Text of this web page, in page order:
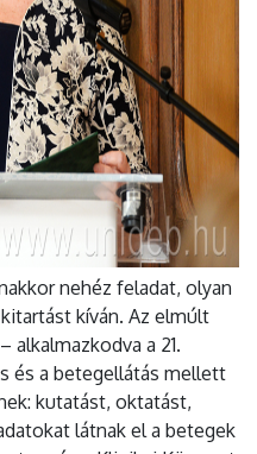
nehéz feladat, olyan
kíván. Az elmúlt
alkalmazkodva a 21.
és a betegellátás mellett
kutatást, oktatást,
látnak el a betegek